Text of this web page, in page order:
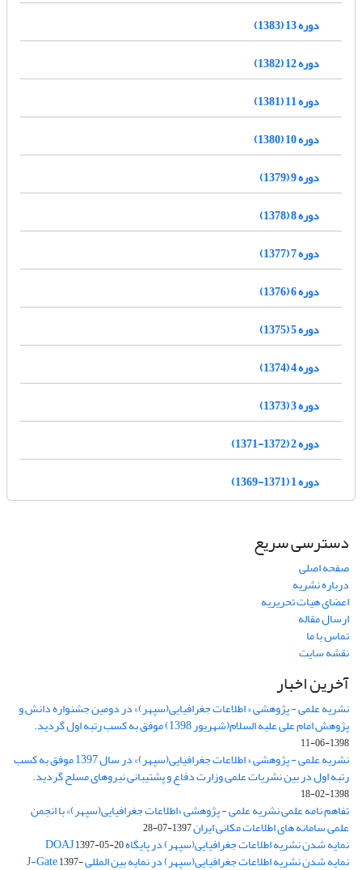
دوره 13 (1383)
دوره 12 (1382)
دوره 11 (1381)
دوره 10 (1380)
دوره 9 (1379)
دوره 8 (1378)
دوره 7 (1377)
دوره 6 (1376)
دوره 5 (1375)
دوره 4 (1374)
دوره 3 (1373)
دوره 2 (1372-1371)
دوره 1 (1371-1369)
دسترسی سریع
صفحه اصلی
درباره نشریه
اعضای هیات تحریریه
ارسال مقاله
تماس با ما
نقشه سایت
آخرین اخبار
نشریه علمی - پژوهشی « اطلاعات جغرافیایی(سپهر)» در دومین جشنواره دانش و
پژوهش امام علی علیه السلام(شهریور 1398) موفق به کسب رتبه اول گردید.
1398-06-11
نشریه علمی - پژوهشی « اطلاعات جغرافیایی(سپهر)» در سال 1397 موفق به کسب
رتبه اول در بین نشریات علمی وزارت دفاع و پشتیبانی نیروهای مسلح گردید.
1398-02-18
تفاهم نامه علمی نشریه علمی - پژوهشی «اطلاعات جغرافیایی(سپهر)» با انجمن
علمی سامانه های اطلاعات مکانی ایران1397-07-28
نمایه شدن نشریه اطلاعات جغرافیایی(سپهر) در پایگاه DOAJ1397-05-20
نمایه شدن نشریه اطلاعات جغرافیایی(سپهر) در نمایه بین المللی J-Gate1397-